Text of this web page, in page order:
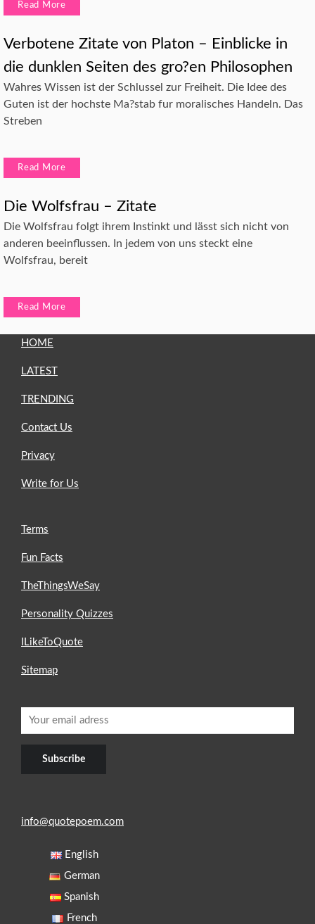
Read More
Verbotene Zitate von Platon – Einblicke in
die dunklen Seiten des gro?en Philosophen
Wahres Wissen ist der Schlussel zur Freiheit. Die Idee des
Guten ist der hochste Ma?stab fur moralisches Handeln. Das
Streben
Read More
Die Wolfsfrau – Zitate
Die Wolfsfrau folgt ihrem Instinkt und lässt sich nicht von
anderen beeinflussen. In jedem von uns steckt eine
Wolfsfrau, bereit
Read More
HOME
LATEST
TRENDING
Contact Us
Privacy
Write for Us
Terms
Fun Facts
TheThingsWeSay
Personality Quizzes
ILikeToQuote
Sitemap
info@quotepoem.com
English
German
Spanish
French